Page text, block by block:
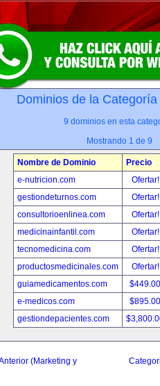
Dominios de la
9 dominios en esta
Mostrando 1 de 9
Nombre de Dominio
Precio
e-nutricion.com
gestiondeturnos.com
consultorioenlinea.com
medicinainfantil.com
tecnomedicina.com
productosmedicinales.com
guiamedicamentos.com
e-medicos.com
gestiondepacientes.com
(Marketing y